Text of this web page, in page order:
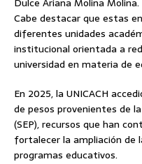
Cabe destacar que estas
diferentes unidades
institucional orientada a
universidad en materia de
En 2025, la UNICACH
de pesos provenientes de
(SEP), recursos que han
fortalecer la ampliación de
programas educativos.